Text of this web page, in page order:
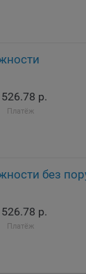
526.78 р.
Платёж
без
526.78 р.
Платёж